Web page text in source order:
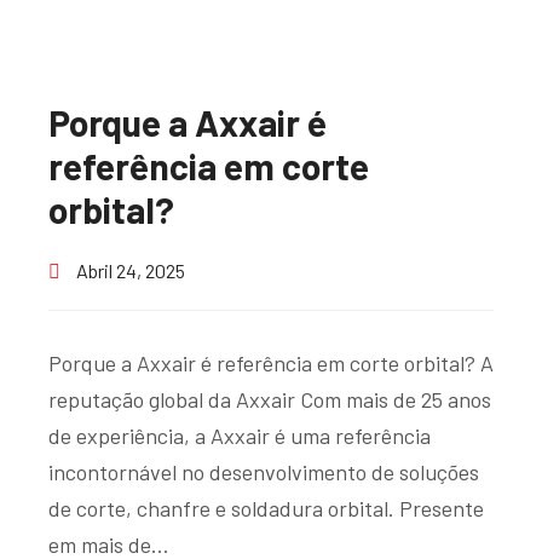
Porque a Axxair é
referência em corte
orbital?
Abril 24, 2025
Porque a Axxair é referência em corte orbital? A
reputação global da Axxair Com mais de 25 anos
de experiência, a Axxair é uma referência
incontornável no desenvolvimento de soluções
de corte, chanfre e soldadura orbital. Presente
em mais de…